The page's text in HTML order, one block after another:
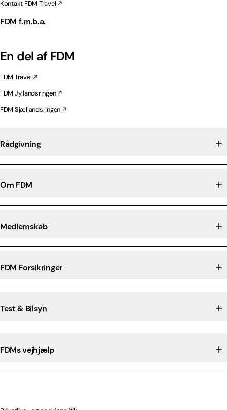
Kontakt FDM Travel
FDM f.m.b.a.
En del af FDM
FDM Travel
FDM Jyllandsringen
FDM Sjællandsringen
Rådgivning
Om FDM
Medlemskab
FDM Forsikringer
Test & Bilsyn
FDMs vejhjælp